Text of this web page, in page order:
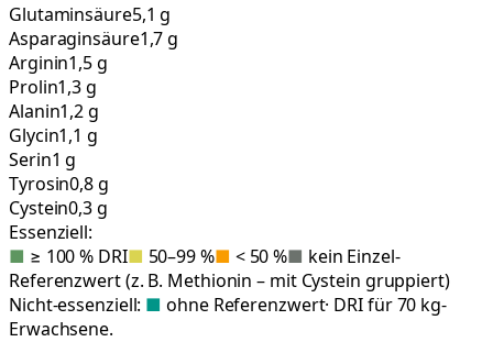
Glutaminsäure5,1 g
Asparaginsäure1,7 g
Arginin1,5 g
Prolin1,3 g
Alanin1,2 g
Glycin1,1 g
Serin1 g
Tyrosin0,8 g
Cystein0,3 g
Essenziell:
■ ≥ 100 % DRI■ 50–99 %■ < 50 %■ kein Einzel-
Referenzwert (z. B. Methionin – mit Cystein gruppiert)
Nicht-essenziell: ■ ohne Referenzwert· DRI für 70 kg-
Erwachsene.